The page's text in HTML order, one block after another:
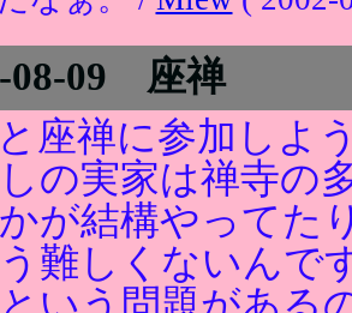
08-09 座禅
座禅に参加しよ
の実家は禅寺の
が結構やってた
難しくないんで